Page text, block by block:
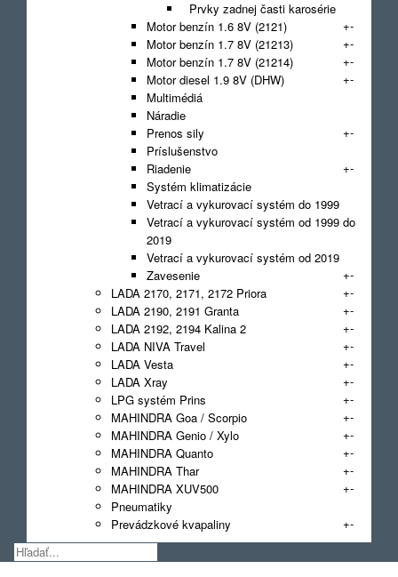
Prvky zadnej časti karosérie
Motor benzín 1.6 8V (2121)
+-
Motor benzín 1.7 8V (21213)
+-
Motor benzín 1.7 8V (21214)
+-
Motor diesel 1.9 8V (DHW)
+-
Multimédiá
Náradie
Prenos sily
+-
Príslušenstvo
Riadenie
+-
Systém klimatizácie
Vetrací a vykurovací systém do 1999
Vetrací a vykurovací systém od 1999 do
2019
Vetrací a vykurovací systém od 2019
Zavesenie
+-
LADA 2170, 2171, 2172 Priora
+-
LADA 2190, 2191 Granta
+-
LADA 2192, 2194 Kalina 2
+-
LADA NIVA Travel
+-
LADA Vesta
+-
LADA Xray
+-
LPG systém Prins
+-
MAHINDRA Goa / Scorpio
+-
MAHINDRA Genio / Xylo
+-
MAHINDRA Quanto
+-
MAHINDRA Thar
+-
MAHINDRA XUV500
+-
Pneumatiky
Prevádzkové kvapaliny
+-